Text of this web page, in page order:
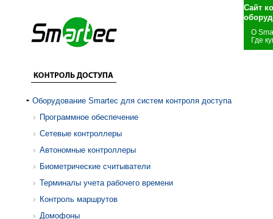
Сайт
О
Где
Оборудование Smartec для систем контроля доступа
Программное обеспечение
Сетевые контроллеры
Автономные контроллеры
Биометрические считыватели
Терминалы учета рабочего времени
Контроль маршрутов
Домофоны